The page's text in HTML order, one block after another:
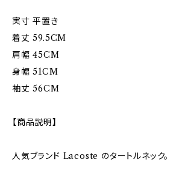
実寸 平置き
着丈 59.5CM
肩幅 45CM
身幅 51CM
袖丈 56CM
【商品説明】
人気ブランド Lacoste のタートルネック。